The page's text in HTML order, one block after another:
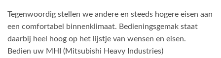
Tegenwoordig stellen we andere en steeds hogere eisen aan
een comfortabel binnenklimaat. Bedieningsgemak staat
daarbij heel hoog op het lijstje van wensen en eisen.
Bedien uw MHI (Mitsubishi Heavy Industries)